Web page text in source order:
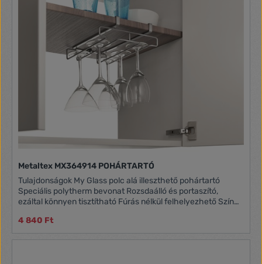
Metaltex MX364914 POHÁRTARTÓ
Tulajdonságok My Glass polc alá illeszthető pohártartó
Speciális polytherm bevonat Rozsdaálló és portaszító,
ezáltal könnyen tisztítható Fúrás nélkül felhelyezhető Színe:
4 840 Ft